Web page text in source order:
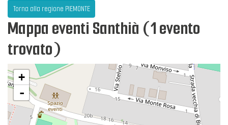
Torna alla regione PIEMONTE
Mappa eventi Santhià (1 evento
trovato)
+
-